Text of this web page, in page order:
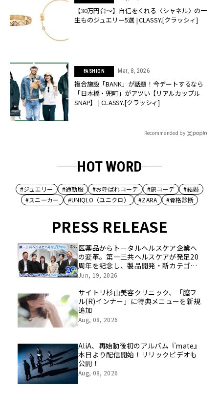
【30万円台〜】自信をくれる〈シャネル〉の一
生ものジュエリー5選 | CLASSY.[クラッシィ]
FASHION Mar, 8, 2026
複合施設「BANK」が話題！今デートするなら
「日本橋・兜町」がアツい【リアルカップル
SNAP】 | CLASSY.[クラッシィ]
Recommended by
HOT WORD
#ジュエリー #通勤服 #お呼ばれコーデ #旅コーデ
#結婚
#スニーカー
#UNIQLO（ユニクロ） #ZARA #骨格診断
PRESS RELEASE
医薬品からトータルヘルスケア企業へ
の変革。第一三共ヘルスケアが発足20
周年を記念し、製品開発・新カテゴリ
挑戦の舞台や旧社統合時のエピソード
像を公開！
Jun, 19, 2026
サイトリ杉山美容クリニック、「膣フ
ル(R)インナー」に特典メニューを新規
追加
Aug, 08, 2026
AliA、再始動後初のアルバム『mate』
本日より配信開始！リリックビデオも
公開！
Aug, 08, 2026